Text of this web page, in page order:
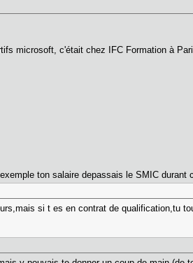
microsoft, c'était chez IFC Formation à
ton salaire depassais le SMIC durant
si t es en contrat de qualification,tu